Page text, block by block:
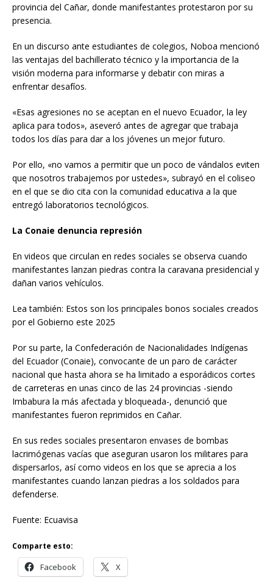
provincia del Cañar, donde manifestantes protestaron por su
presencia.
En un discurso ante estudiantes de colegios, Noboa mencionó
las ventajas del bachillerato técnico y la importancia de la
visión moderna para informarse y debatir con miras a
enfrentar desafíos.
«Esas agresiones no se aceptan en el nuevo Ecuador, la ley
aplica para todos», aseveró antes de agregar que trabaja
todos los días para dar a los jóvenes un mejor futuro.
Por ello, «no vamos a permitir que un poco de vándalos eviten
que nosotros trabajemos por ustedes», subrayó en el coliseo
en el que se dio cita con la comunidad educativa a la que
entregó laboratorios tecnológicos.
La Conaie denuncia represión
En videos que circulan en redes sociales se observa cuando
manifestantes lanzan piedras contra la caravana presidencial y
dañan varios vehículos.
Lea también: Estos son los principales bonos sociales creados
por el Gobierno este 2025
Por su parte, la Confederación de Nacionalidades Indígenas
del Ecuador (Conaie), convocante de un paro de carácter
nacional que hasta ahora se ha limitado a esporádicos cortes
de carreteras en unas cinco de las 24 provincias -siendo
Imbabura la más afectada y bloqueada-, denunció que
manifestantes fueron reprimidos en Cañar.
En sus redes sociales presentaron envases de bombas
lacrimógenas vacías que aseguran usaron los militares para
dispersarlos, así como videos en los que se aprecia a los
manifestantes cuando lanzan piedras a los soldados para
defenderse.
Fuente: Ecuavisa
Comparte esto:
Facebook X